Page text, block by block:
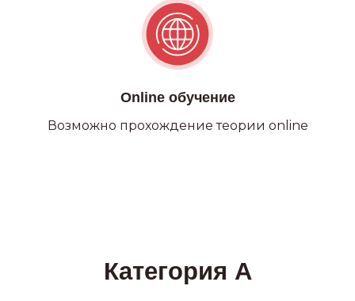
Online обучение
Возможно прохождение теории online
Категория С